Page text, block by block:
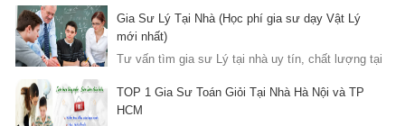
Gia Sư Lý Tại Nhà (Học phí gia sư dạy Vật Lý
mới nhất)
Tư vấn tìm gia sư Lý tại nhà uy tín, chất lượng tại
Hà Nội và HCM, nhận dạy kèm học sinh ...
TOP 1 Gia Sư Toán Giỏi Tại Nhà Hà Nội và TP
HCM